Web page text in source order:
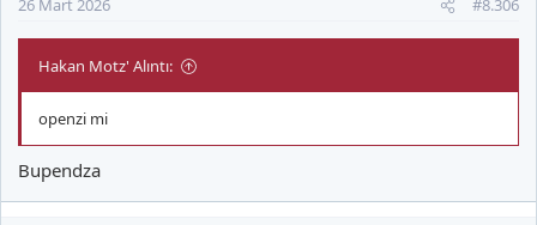
26 Mart 2026 #8.306
Hakan Motz' Alıntı:
openzi mi
Bupendza